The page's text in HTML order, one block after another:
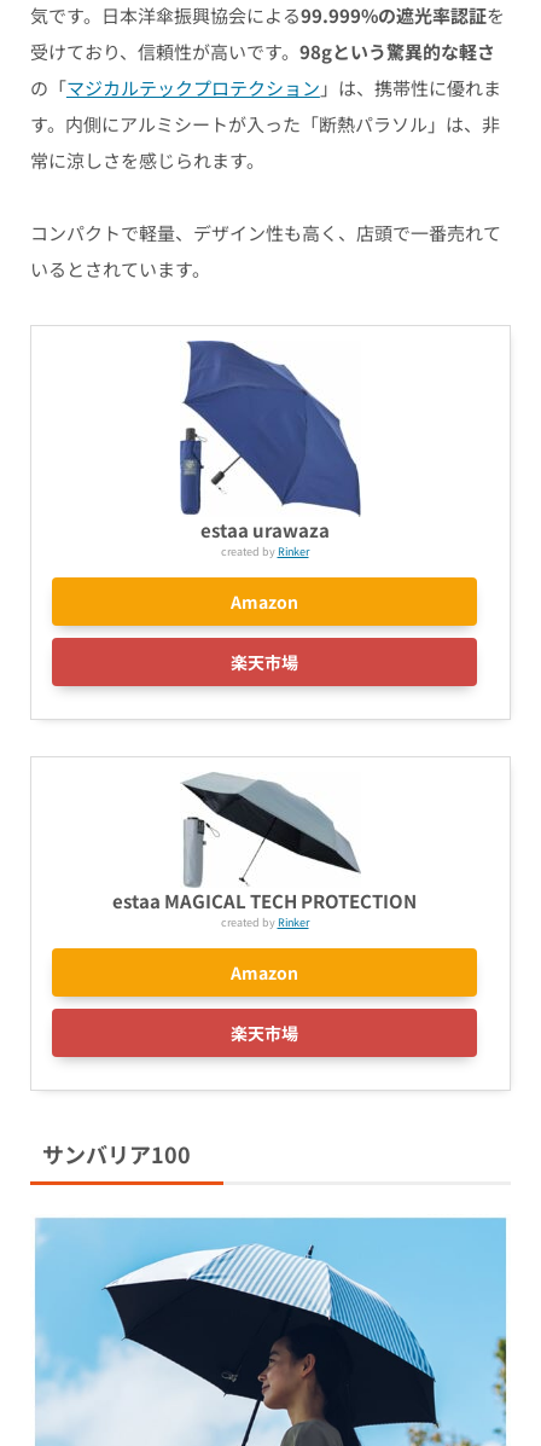
気です。日本洋傘振興協会による99.999%の遮光率認証を
受けており、信頼性が高いです。 98gという驚異的な軽さ
の「マジカルテックプロテクション 」は、携帯性に優れま
す。内側にアルミシートが入った「断熱パラソル」は、非
常に涼しさを感じられます。
コンパクトで軽量、デザイン性も高く、店頭で一番売れて
いるとされています。
estaa urawaza
created byRinker
Amazon
楽天市場
estaa MAGICAL TECH PROTECTION
created byRinker
Amazon
楽天市場
サンバリア100